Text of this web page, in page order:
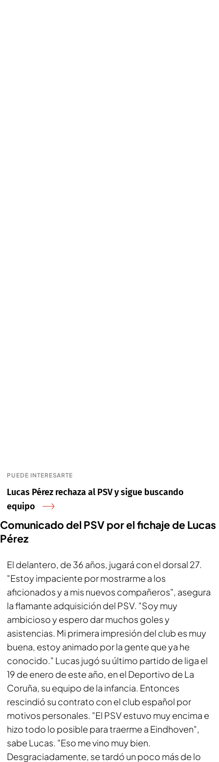
PUEDE INTERESARTE
Lucas Pérez rechaza al PSV y sigue buscando
equipo
Comunicado del PSV por el fichaje de Lucas
Pérez
El delantero, de 36 años, jugará con el dorsal 27.
"Estoy impaciente por mostrarme a los
aficionados y a mis nuevos compañeros", asegura
la flamante adquisición del PSV. "Soy muy
ambicioso y espero dar muchos goles y
asistencias. Mi primera impresión del club es muy
buena, estoy animado por la gente que ya he
conocido." Lucas jugó su último partido de liga el
19 de enero de este año, en el Deportivo de La
Coruña, su equipo de la infancia. Entonces
rescindió su contrato con el club español por
motivos personales. "El PSV estuvo muy encima e
hizo todo lo posible para traerme a Eindhoven",
sabe Lucas. "Eso me vino muy bien.
Desgraciadamente, se tardó un poco más de lo